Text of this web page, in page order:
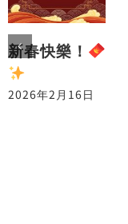
新春快樂！
2026年2月16日